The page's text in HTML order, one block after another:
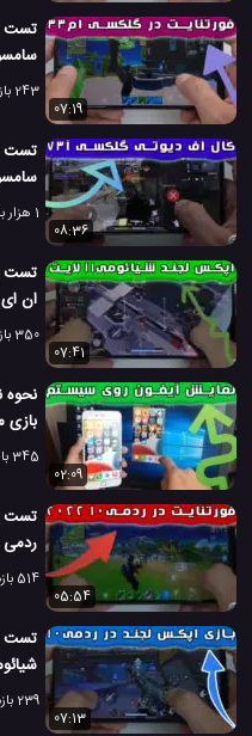
243 بازدید
07:19
1 هزار بازدید
08:36
ان ای
350 بازدید
07:41
بازی
345 بازدید
02:09
تست
ردمی 10
514 بازدید
05:54
239 بازدید
07:13